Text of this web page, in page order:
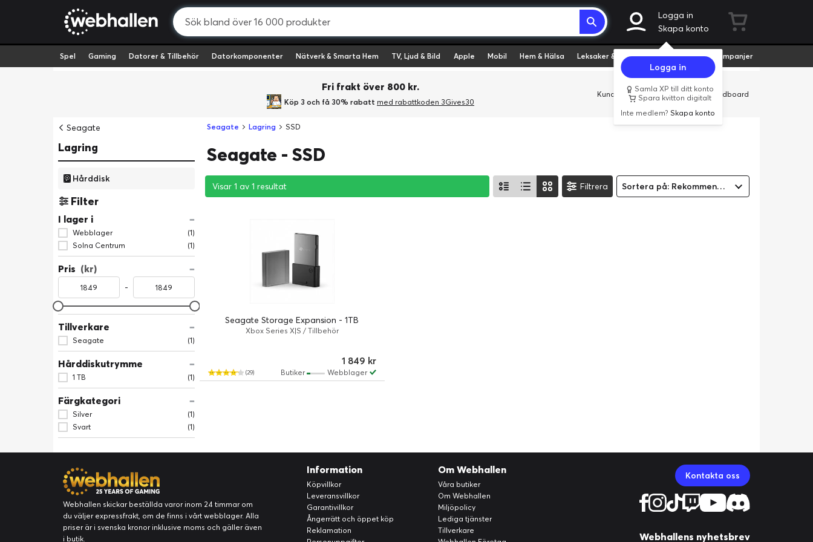
Logga in
Skapa konto
Logga in
Samla XP till ditt konto
Spara kvitton digitalt
Inte medlem?Skapa konto
Spel Gaming Datorer & Tillbehör Datorkomponenter Nätverk & Smarta Hem TV, Ljud & Bild Apple Mobil Hem & Hälsa Leksaker & Hobby Fyndvaror Kampanjer
Fri frakt över 800 kr.
Köp 3 och få 30% rabatt med rabattkoden 3Gives30
Kundservice Butiker Företag Cardboard
Seagate
Lagring
Hårddisk
Filter
I lager i
Webblager
(1)
Solna Centrum
(1)
Pris (kr)
-
Tillverkare
Seagate (1)
Hårddiskutrymme
1 TB (1)
Färgkategori
Silver
(1)
Svart
(1)
Seagate Lagring SSD
Seagate - SSD
Visar 1 av 1 resultat
Visar 1 av 1 resultat
Visar 1 av 1 resultat Filtrera Sortera på: Rekommenderad
Seagate Storage Expansion - 1TB
Xbox Series X|S / Tillbehör
(29)
1 849 kr
Webblager
Butiker
Webhallen skickar beställda varor inom 24 timmar om
du väljer expressfrakt, om de finns i vårt webblager. Alla
priser är i svenska kronor inklusive moms och gäller även
i butik.
Information
Köpvillkor
Leveransvillkor
Garantivillkor
Ångerrätt och öppet köp
Reklamation
Om Webhallen
Våra butiker
Om Webhallen
Miljöpolicy
Lediga tjänster
Tillverkare
Kontakta oss
Webhallens nyhetsbrev